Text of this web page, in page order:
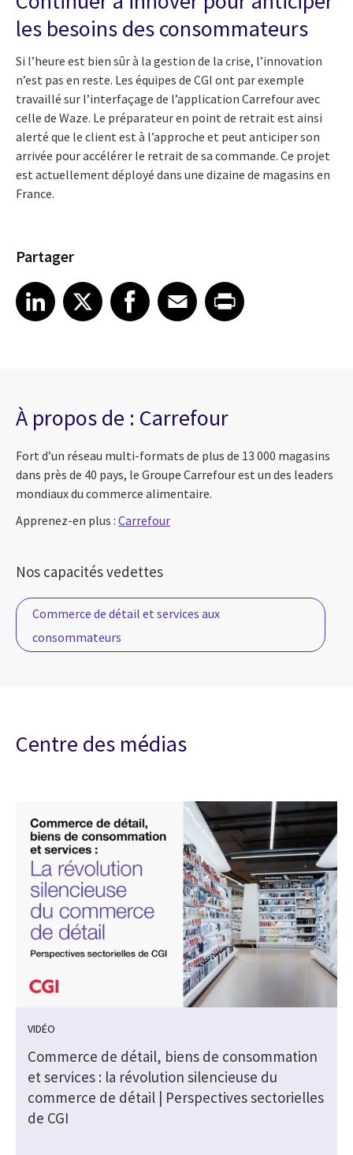
les besoins des consommateurs
Si l’heure est bien sûr à la gestion de la crise, l’innovation
n’est pas en reste. Les équipes de CGI ont par exemple
travaillé sur l’interfaçage de l’application Carrefour avec
celle de Waze. Le préparateur en point de retrait est ainsi
alerté que le client est à l’approche et peut anticiper son
arrivée pour accélérer le retrait de sa commande. Ce projet
est actuellement déployé dans une dizaine de magasins en
France.
Partager
Share article on LinkedIn
LinkedIn
Share article on XShare article on Facebook
Facebook
Share article on Email
EmailShare article on Print
À propos de : Carrefour
Fort d’un réseau multi-formats de plus de 13 000 magasins
dans près de 40 pays, le Groupe Carrefour est un des leaders
mondiaux du commerce alimentaire.
Apprenez-en plus : Carrefour
Nos capacités vedettes
Commerce de détail et services aux
consommateurs
Centre des médias
VIDÉO
Commerce de détail, biens de consommation
et services : la révolution silencieuse du
commerce de détail | Perspectives sectorielles
de CGI